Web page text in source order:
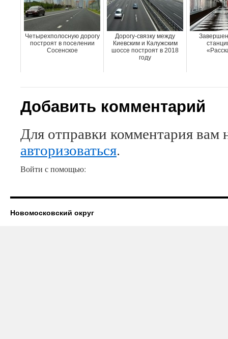
Четырехполосную дорогу
построят в поселении
Сосенское
Дорогу-связку между
Киевским и Калужским
шоссе построят в 2018
году
Добавить комментарий
Для отправки комментария вам
авторизоваться.
Войти с помощью:
Новомосковский округ